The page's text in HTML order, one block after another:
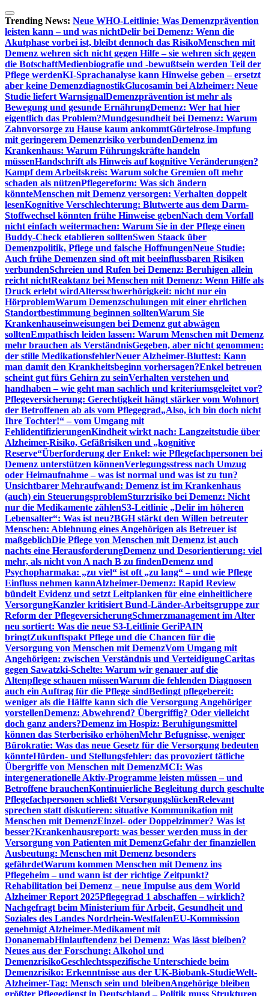
Zum
Inhalt
springen
Trending News: Neue WHO-Leitlinie: Was Demenzprävention
leisten kann – und was nichtDelir bei Demenz: Wenn die
Akutphase vorbei ist, bleibt dennoch das RisikoMenschen mit
Demenz wehren sich nicht gegen Hilfe – sie wehren sich gegen
die BotschaftMedienbiografie und -bewußtsein werden Teil der
Pflege werdenKI-Sprachanalyse kann Hinweise geben – ersetzt
aber keine DemenzdiagnostikGlucosamin bei Alzheimer: Neue
Studie liefert WarnsignalDemenzprävention ist mehr als
Bewegung und gesunde ErnährungDemenz: Wer hat hier
eigentlich das Problem?Mundgesundheit bei Demenz: Warum
Zahnvorsorge zu Hause kaum ankommtGürtelrose-Impfung
mit geringerem Demenzrisiko verbundenDemenz im
Krankenhaus: Warum Führungskräfte handeln
müssenHandschrift als Hinweis auf kognitive Veränderungen?
Kampf dem Arbeitskreis: Warum solche Gremien oft mehr
schaden als nützenPflegereform: Was sich ändern
könnteMenschen mit Demenz versorgen: Verhalten doppelt
lesenKognitive Verschlechterung: Blutwerte aus dem Darm-
Stoffwechsel könnten frühe Hinweise gebenNach dem Vorfall
nicht einfach weitermachen: Warum Sie in der Pflege einen
Buddy-Check etablieren solltenSwen Staack über
Demenzpolitik, Pflege und falsche HoffnungenNeue Studie:
Auch frühe Demenzen sind oft mit beeinflussbaren Risiken
verbundenSchreien und Rufen bei Demenz: Beruhigen allein
reicht nichtReaktanz bei Menschen mit Demenz: Wenn Hilfe als
Druck erlebt wirdAltersschwerhörigkeit: nicht nur ein
HörproblemWarum Demenzschulungen mit einer ehrlichen
Standortbestimmung beginnen solltenWarum Sie
Krankenhauseinweisungen bei Demenz gut abwägen
solltenEmpathisch leiden lassen: Warum Menschen mit Demenz
mehr brauchen als VerständnisGegeben, aber nicht genommen:
der stille MedikationsfehlerNeuer Alzheimer-Bluttest: Kann
man damit den Krankheitsbeginn vorhersagen?Enkel betreuen
scheint gut fürs Gehirn zu seinVerhalten verstehen und
handhaben – wie geht man sachlich und kriteriumsgeleitet vor?
Pflegeversicherung: Gerechtigkeit hängt stärker vom Wohnort
der Betroffenen ab als vom Pflegegrad„Also, ich bin doch nicht
Ihre Tochter!“ – vom Umgang mit
FehlidentifizierungenKindheit wirkt nach: Langzeitstudie über
Alzheimer-Risiko, Gefäßrisiken und „kognitive
Reserve“Überforderung der Enkel: wie Pflegefachpersonen bei
Demenz unterstützen könnenVerlegungsstress nach Umzug
oder Heimaufnahme – was ist normal und was ist zu tun?
Unsichtbarer Mehraufwand: Demenz ist im Krankenhaus
(auch) ein SteuerungsproblemSturzrisiko bei Demenz: Nicht
nur die Medikamente zählenS3-Leitlinie „Delir im höheren
Lebensalter“: Was ist neu?BGH stärkt den Willen betreuter
Menschen: Ablehnung eines Angehörigen als Betreuer ist
maßgeblichDie Pflege von Menschen mit Demenz ist auch
nachts eine HerausforderungDemenz und Desorientierung: viel
mehr, als nicht von A nach B zu findenDemenz und
Psychopharmaka: „zu viel“ ist oft „zu lang“ – und wie Pflege
Einfluss nehmen kannAlzheimer-Demenz: Rapid Review
bündelt Evidenz und setzt Leitplanken für eine einheitlichere
VersorgungKanzler kritisiert Bund-Länder-Arbeitsgruppe zur
Reform der PflegeversicherungSchmerzmanagement im Alter
neu sortiert: Was die neue S3-Leitlinie GeriPAIN
bringtZukunftspakt Pflege und die Chancen für die
Versorgung von Menschen mit DemenzVom Umgang mit
Angehörigen: zwischen Verständnis und VerteidigungCaritas
gegen Sawatzki-Schelte: Warum wir genauer auf die
Altenpflege schauen müssenWarum die fehlenden Diagnosen
auch ein Auftrag für die Pflege sindBedingt pflegebereit:
weniger als die Hälfte kann sich die Versorgung Angehöriger
vorstellenDemenz: Abwehrend? Übergriffig? Oder vielleicht
doch ganz anders?Demenz im Hospiz: Beruhigungsmittel
können das Sterberisiko erhöhenMehr Befugnisse, weniger
Bürokratie: Was das neue Gesetz für die Versorgung bedeuten
könnteHürden- und Stellungsfehler: das provoziert tätliche
Übergriffe von Menschen mit DemenzMCI: Was
intergenerationelle Aktiv-Programme leisten müssen – und
Betroffene brauchenKontinuierliche Begleitung durch geschulte
Pflegefachpersonen schließt VersorgungslückenRelevant
sprechen statt diskutieren: situative Kommunikation mit
Menschen mit DemenzEinzel- oder Doppelzimmer? Was ist
besser?Krankenhausreport: was besser werden muss in der
Versorgung von Patienten mit DemenzGefahr der finanziellen
Ausbeutung: Menschen mit Demenz besonders
gefährdetWarum kommen Menschen mit Demenz ins
Pflegeheim – und wann ist der richtige Zeitpunkt?
Rehabilitation bei Demenz – neue Impulse aus dem World
Alzheimer Report 2025Pflegegrad 1 abschaffen – wirklich?
Nachgefragt beim Ministerium für Arbeit, Gesundheit und
Soziales des Landes Nordrhein-WestfalenEU-Kommission
genehmigt Alzheimer-Medikament mit
DonanemabHinlauftendenz bei Demenz: Was lässt bleiben?
Neues aus der Forschung: Alkohol und
DemenzrisikoGeschlechtsspezifische Unterschiede beim
Demenzrisiko: Erkenntnisse aus der UK-Biobank-StudieWelt-
Alzheimer-Tag: Mensch sein und bleibenAngehörige bleiben
größter Pflegedienst in Deutschland – Politik muss Strukturen